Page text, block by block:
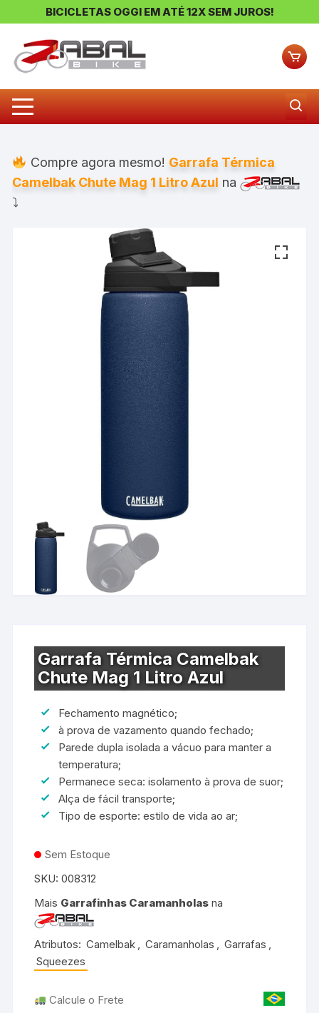
BICICLETAS OGGI EM ATÉ 12X SEM JUROS!
Compre agora mesmo! Garrafa Térmica
Camelbak Chute Mag 1 Litro Azul na
⤵
Garrafa Térmica Camelbak
Chute Mag 1 Litro Azul
Fechamento magnético;
à prova de vazamento quando fechado;
Parede dupla isolada a vácuo para manter a
temperatura;
Permanece seca: isolamento à prova de suor;
Alça de fácil transporte;
Tipo de esporte: estilo de vida ao ar;
Sem Estoque
SKU:008312
Mais Garrafinhas Caramanholas na
Atributos: Camelbak , Caramanholas , Garrafas ,
Squeezes
Calcule o Frete